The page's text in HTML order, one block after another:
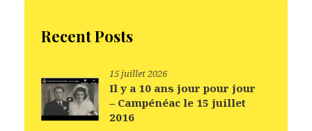
Recent Posts
15 juillet 2026
Il y a 10 ans jour pour jour
– Campénéac le 15 juillet
2016